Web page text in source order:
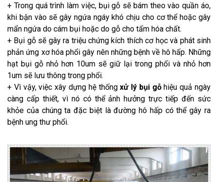
+ Trong quá trình làm việc, bụi gỗ sẽ bám theo vào quần áo,
khi bận vào sẽ gây ngứa ngáy khó chịu cho cơ thể hoặc gây
mẩn ngứa do cám bụi hoặc do gỗ cho tẩm hóa chất.
+ Bụi gỗ sẽ gây ra triệu chứng kích thích cơ học và phát sinh
phản ứng xơ hóa phổi gây nên những bệnh về hô hấp. Những
hạt bụi gỗ nhỏ hơn 10um sẽ giữ lại trong phổi và nhỏ hơn
1um sẽ lưu thông trong phổi.
+ Vì vậy, việc xây dựng hệ thốngxử lý bụi gỗhiệu quả ngày
càng cấp thiết, vì nó có thể ảnh hưởng trực tiếp đến sức
khỏe của chúng ta đặc biệt là đường hô hấp có thể gây ra
bệnh ung thư phổi.